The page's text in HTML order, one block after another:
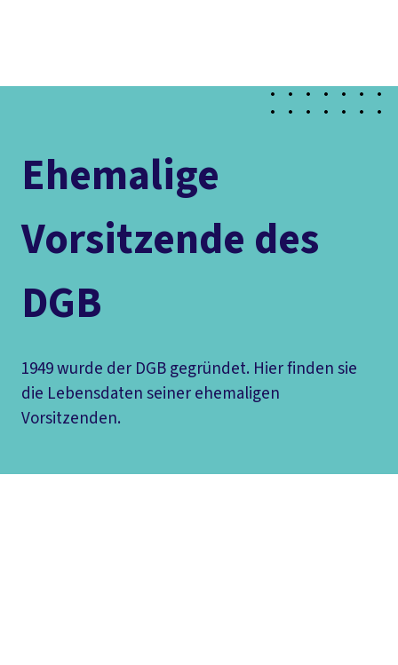
Mitmachen Politik
Ehemalige
Vorsitzende des
DGB
1949 wurde der DGB gegründet. Hier finden sie
die Lebensdaten seiner ehemaligen
Vorsitzenden.